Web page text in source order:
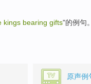
kings bearing gifts"的例句
原声例